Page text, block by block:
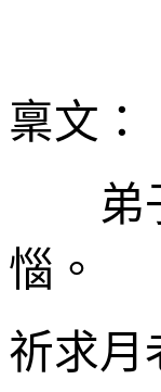
稟文：
弟
惱。
祈求月